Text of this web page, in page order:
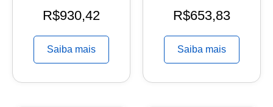
R$930,42
Saiba mais
R$653,83
Saiba mais